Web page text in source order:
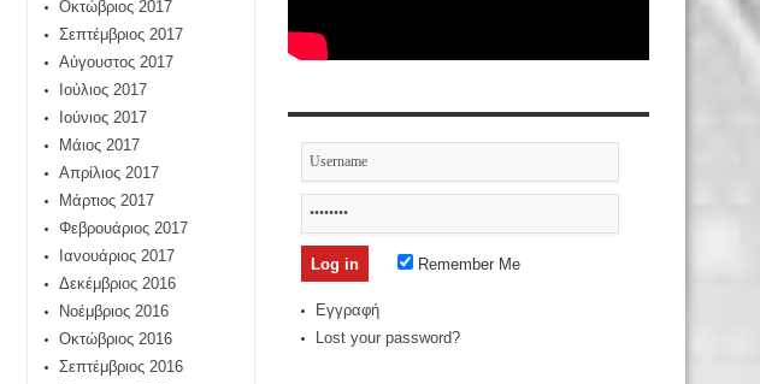
Οκτώβριος 2017
Σεπτέμβριος 2017
Αύγουστος 2017
Ιούλιος 2017
Ιούνιος 2017
Μάιος 2017
Απρίλιος 2017
Μάρτιος 2017
Φεβρουάριος 2017
Ιανουάριος 2017
Δεκέμβριος 2016
Νοέμβριος 2016
Οκτώβριος 2016
Σεπτέμβριος 2016
Remember Me
Εγγραφή
Lost your password?